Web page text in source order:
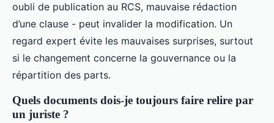
oubli de publication au RCS, mauvaise rédaction
d’une clause - peut invalider la modification. Un
regard expert évite les mauvaises surprises, surtout
si le changement concerne la gouvernance ou la
répartition des parts.
Quels documents dois-je toujours faire relire par
un juriste ?